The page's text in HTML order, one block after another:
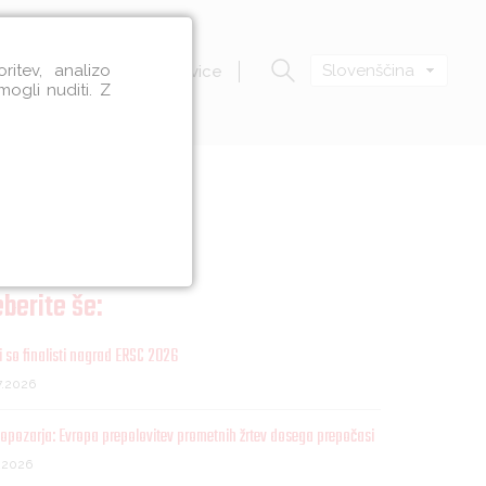
Zavod VOZIM Novice Slovenščina
še:
so finalisti nagrad ERSC 2026
opozarja: Evropa prepolovitev prometnih žrtev dosega prepočasi
analizo
nuditi. Z